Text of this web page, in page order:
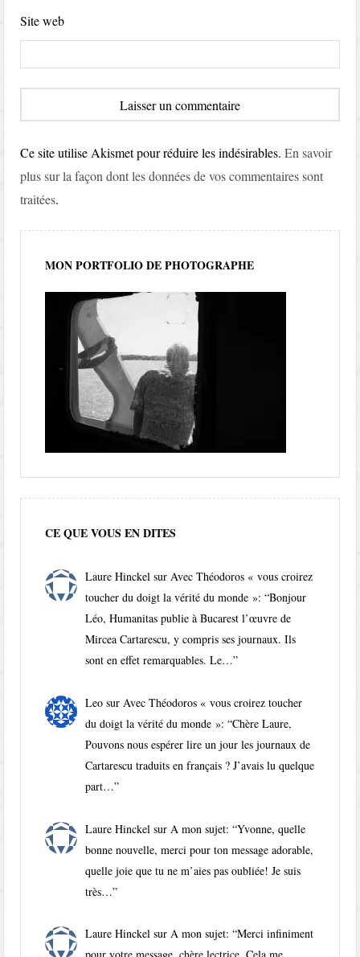
Site web
Ce site utilise Akismet pour réduire les indésirables.En savoir
plus sur la façon dont les données de vos commentaires sont
traitées.
MON PORTFOLIO DE PHOTOGRAPHE
CE QUE VOUS EN DITES
Laure Hinckel surAvec Théodoros « vous croirez
toucher du doigt la vérité du monde »: “Bonjour
Léo, Humanitas publie à Bucarest l’œuvre de
Mircea Cartarescu, y compris ses journaux. Ils
sont en effet remarquables. Le…”
Leo sur Avec Théodoros « vous croirez toucher
du doigt la vérité du monde »: “Chère Laure,
Pouvons nous espérer lire un jour les journaux de
Cartarescu traduits en français ? J’avais lu quelque
part…”
Laure Hinckel sur A mon sujet: “Yvonne, quelle
bonne nouvelle, merci pour ton message adorable,
quelle joie que tu ne m’aies pas oubliée! Je suis
très…”
Laure Hinckel surA mon sujet: “Merci infiniment